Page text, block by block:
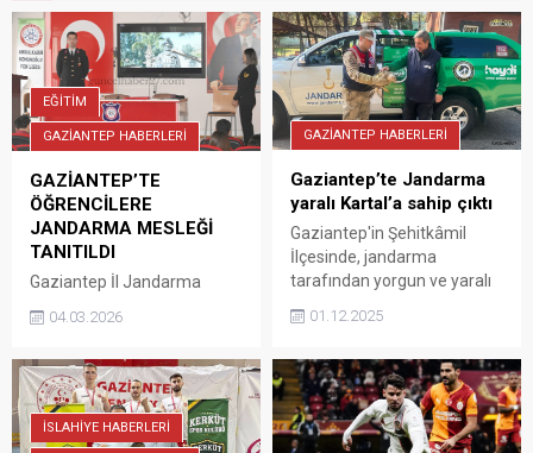
EĞİTİM
GAZİANTEP HABERLERİ
GAZİANTEP’TE
ÖĞRENCİLERE
JANDARMA MESLEĞİ
TANITILDI
Gaziantep İl Jandarma
Komutanlığına bağlı ekipler,
lise öğrencilerine jandarma
eğitimler verdi. Gaziantep İl
Jandarma Komutanlığı
ekipleri, il merkezinde ve
ilçelerde bulunan
04.03.2026
GAZİANTEP HABERLERİ
Gaziantep’te Jandarma
yaralı Kartal’a sahip çıktı
Gaziantep'in Şehitkâmil
İlçesinde, jandarma
tarafından yorgun ve yaralı
altına alındı.
01.12.2025
İSLAHİYE HABERLERİ